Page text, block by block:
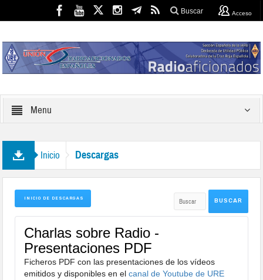
Buscar Acceso
Menu
Inicio Descargas
INICIO DE DESCARGAS
Charlas sobre Radio -
Presentaciones PDF
Ficheros PDF con las presentaciones de los vídeos
emitidos y disponibles en elcanal de Youtube de URE